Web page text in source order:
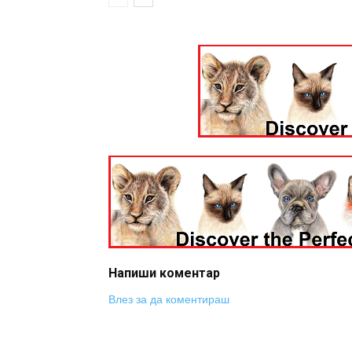
Напиши коментар
Влез за да коментираш